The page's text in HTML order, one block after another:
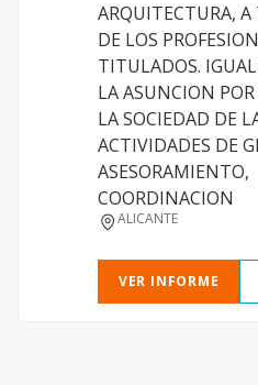
ARQUITECTURA, A
DE LOS
TITULADOS.
LA ASUNCION
LA SOCIEDAD DE
ACTIVIDADES DE
ASESORAMIENTO,
COORDINACION
ALICANTE
VER INFORME